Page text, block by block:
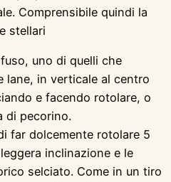
Comprensibile quindi la
stellari
uno di quelli che
lane, in verticale al centro
e facendo rotolare, o
di pecorino.
far dolcemente rotolare 5
inclinazione e le
selciato. Come in un tiro